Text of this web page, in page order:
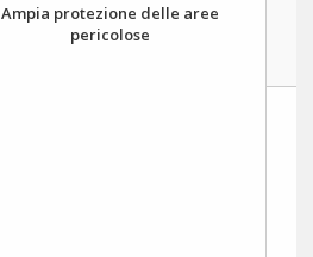
Ampia protezione delle aree
pericolose